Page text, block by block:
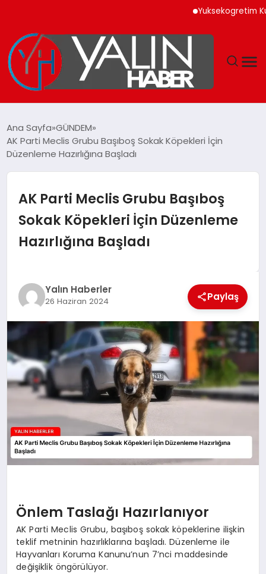
Yuksekogretim
SPOR
YAŞAM
TEKNOLOJİ
MAGAZİN
SAĞLIK
Ana Sayfa GÜNDEM
AK Parti Meclis Grubu Başıboş Sokak Köpekleri İçin
Düzenleme Hazırlığına Başladı
AK Parti Meclis Grubu Başıboş
Sokak Köpekleri İçin Düzenleme
Hazırlığına Başladı
Yalın Haberler
26 Haziran 2024 Paylaş
Önlem Taslağı Hazırlanıyor
AK Parti Meclis Grubu, başıboş sokak köpeklerine ilişkin
teklif metninin hazırlıklarına başladı. Düzenleme ile
Hayvanları Koruma Kanunu’nun 7’nci maddesinde
değişiklik öngörülüyor.